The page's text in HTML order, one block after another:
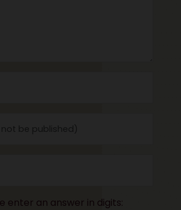
enter an answer in digits: